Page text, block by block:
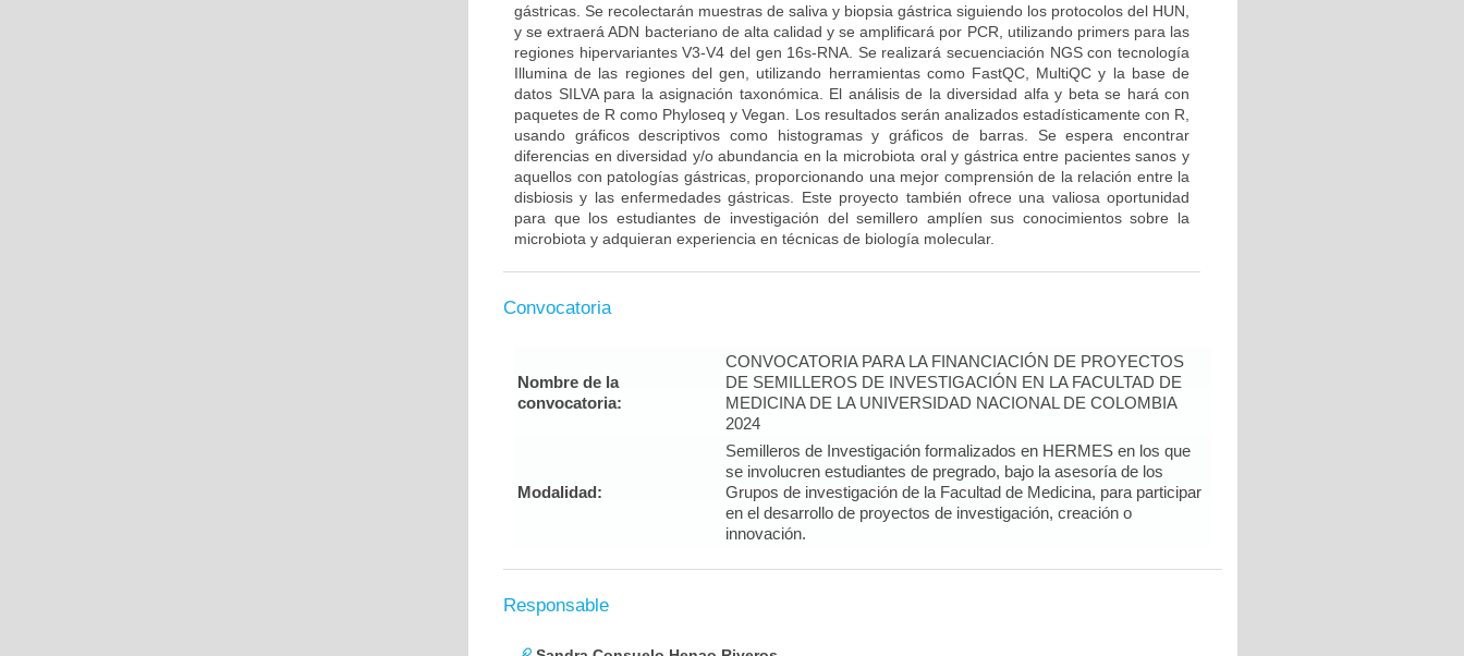
gástricas. Se recolectarán muestras de saliva y biopsia gástrica siguiendo los protocolos del HUN,
y se extraerá ADN bacteriano de alta calidad y se amplificará por PCR, utilizando primers para las
regiones hipervariantes V3-V4 del gen 16s-RNA. Se realizará secuenciación NGS con tecnología
Illumina de las regiones del gen, utilizando herramientas como FastQC, MultiQC y la base de
datos SILVA para la asignación taxonómica. El análisis de la diversidad alfa y beta se hará con
paquetes de R como Phyloseq y Vegan. Los resultados serán analizados estadísticamente con R,
usando gráficos descriptivos como histogramas y gráficos de barras. Se espera encontrar
diferencias en diversidad y/o abundancia en la microbiota oral y gástrica entre pacientes sanos y
aquellos con patologías gástricas, proporcionando una mejor comprensión de la relación entre la
disbiosis y las enfermedades gástricas. Este proyecto también ofrece una valiosa oportunidad
para que los estudiantes de investigación del semillero amplíen sus conocimientos sobre la
microbiota y adquieran experiencia en técnicas de biología molecular.
Convocatoria
Nombre de la
convocatoria:
CONVOCATORIA PARA LA FINANCIACIÓN DE PROYECTOS
DE SEMILLEROS DE INVESTIGACIÓN EN LA FACULTAD DE
MEDICINA DE LA UNIVERSIDAD NACIONAL DE COLOMBIA
2024
Modalidad:
Semilleros de Investigación formalizados en HERMES en los que
se involucren estudiantes de pregrado, bajo la asesoría de los
Grupos de investigación de la Facultad de Medicina, para participar
en el desarrollo de proyectos de investigación, creación o
innovación.
Responsable